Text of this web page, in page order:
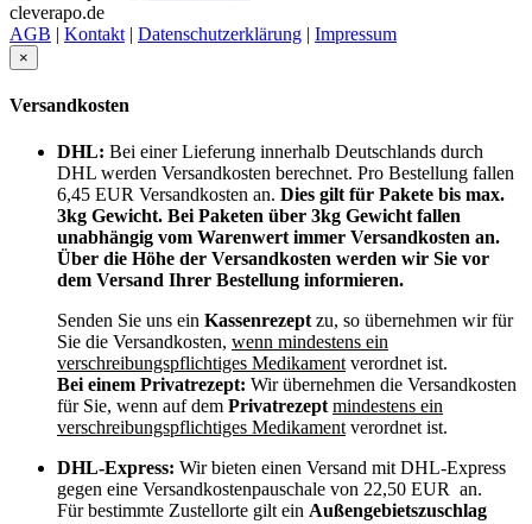
cleverapo.de
AGB | Kontakt | Datenschutzerklärung | Impressum
×
Versandkosten
DHL: Bei einer Lieferung innerhalb Deutschlands durch
DHL werden Versandkosten berechnet. Pro Bestellung fallen
6,45 EUR Versandkosten an. Dies gilt für Pakete bis max.
3kg Gewicht. Bei Paketen über 3kg Gewicht fallen
unabhängig vom Warenwert immer Versandkosten an.
Über die Höhe der Versandkosten werden wir Sie vor
dem Versand Ihrer Bestellung informieren.
Senden Sie uns ein Kassenrezeptzu, so übernehmen wir für
Sie die Versandkosten, wenn mindestens ein
verschreibungspflichtiges Medikamentverordnet ist.
Bei einem Privatrezept: Wir übernehmen die Versandkosten
für Sie, wenn auf dem Privatrezept mindestens ein
verschreibungspflichtiges Medikamentverordnet ist.
DHL-Express: Wir bieten einen Versand mit DHL-Express
gegen eine Versandkostenpauschale von 22,50 EUR an.
Für bestimmte Zustellorte gilt ein Außengebietszuschlag